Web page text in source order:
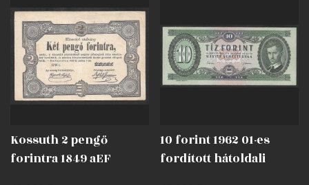
Kossuth 2 pengő
forintra 1849 aEF
10 forint 1962 01-es
fordított hátoldali